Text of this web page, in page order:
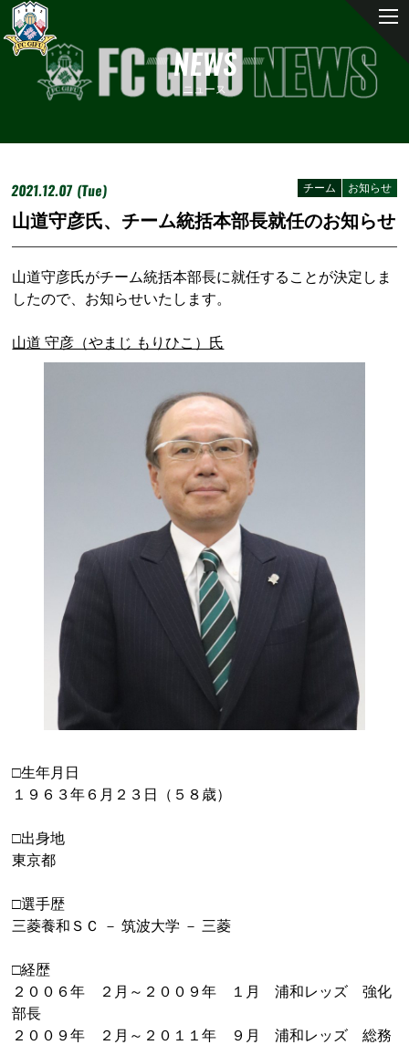
NEWS
ニュース
2021.12.07 (Tue) お知らせ
チーム
山道守彦氏、チーム統括本部長就任のお知らせ
山道守彦氏がチーム統括本部長に就任することが決定しま
したので、お知らせいたします。
山道 守彦（やまじ もりひこ）氏
□生年月日
１９６３年６月２３日（５８歳）
□出身地
東京都
□選手歴
三菱養和ＳＣ － 筑波大学 － 三菱
□経歴
２００６年 ２月～２００９年 １月 浦和レッズ 強化
部長
２００９年 ２月～２０１１年 ９月 浦和レッズ 総務